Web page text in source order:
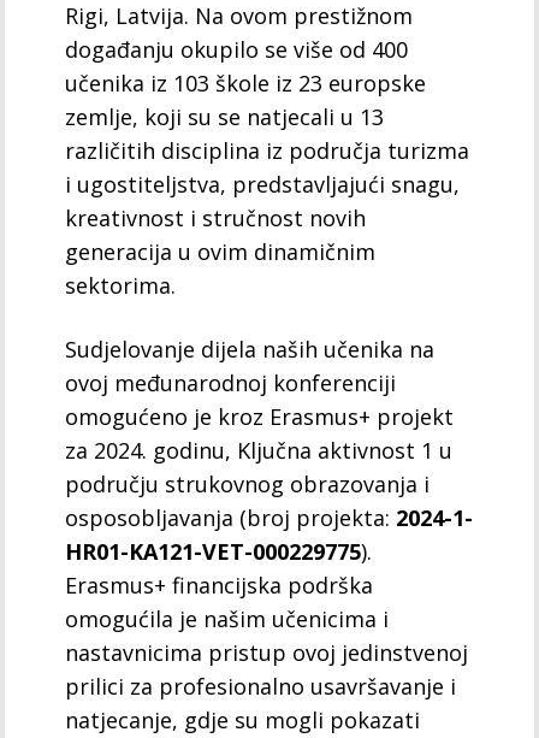
Rigi, Latvija. Na ovom prestižnom
događanju okupilo se više od 400
učenika iz 103 škole iz 23 europske
zemlje, koji su se natjecali u 13
različitih disciplina iz područja turizma
i ugostiteljstva, predstavljajući snagu,
kreativnost i stručnost novih
generacija u ovim dinamičnim
sektorima.
Sudjelovanje dijela naših učenika na
ovoj međunarodnoj konferenciji
omogućeno je kroz Erasmus+ projekt
za 2024. godinu, Ključna aktivnost 1 u
području strukovnog obrazovanja i
osposobljavanja (broj projekta: 2024-1-
HR01-KA121-VET-000229775).
Erasmus+ financijska podrška
omogućila je našim učenicima i
nastavnicima pristup ovoj jedinstvenoj
prilici za profesionalno usavršavanje i
natjecanje, gdje su mogli pokazati